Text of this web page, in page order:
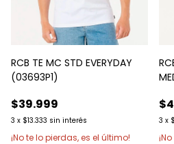
RCB TE MC STD EVERYDAY
(03693P1)
$39.999
3 x $13.333 sin interés
¡No te lo pierdas, es el último!
3 x